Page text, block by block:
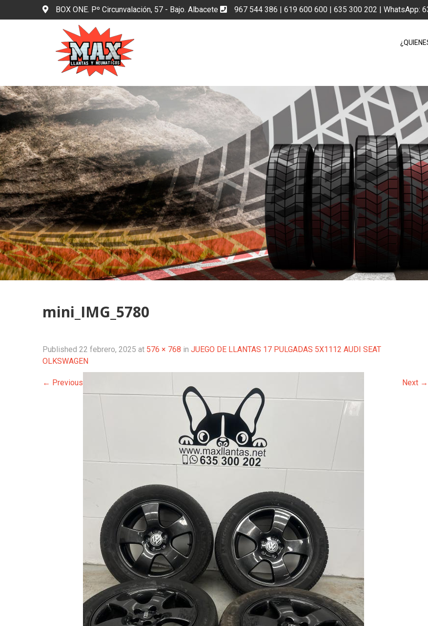
BOX ONE. Pº Circunvalación, 57 - Bajo. Albacete 967 544 386 | 619 600 600 | 635 300 202 | WhatsApp:
mini_IMG_5780
Published 22 febrero, 2025 at 576 × 768 in JUEGO DE LLANTAS 17 PULGADAS 5X1112 AUDI SEAT
OLKSWAGEN
← Previous Next →